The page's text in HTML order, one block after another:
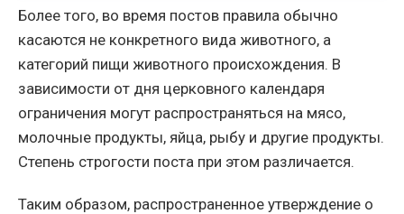
Более того, во время постов правила обычно
касаются не конкретного вида животного, а
категорий пищи животного происхождения. В
зависимости от дня церковного календаря
ограничения могут распространяться на мясо,
молочные продукты, яйца, рыбу и другие продукты.
Степень строгости поста при этом различается.
Таким образом, распространенное утверждение о